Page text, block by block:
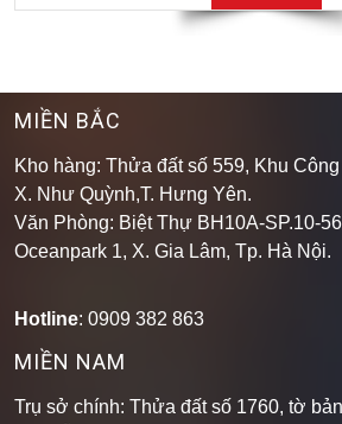
MIỀN BẮC
Kho hàng: Thửa đất số 559, Khu
X. Như Quỳnh,T. Hưng Yên.
Văn Phòng: Biệt Thự BH10A-SP.10-
Oceanpark 1, X. Gia Lâm, Tp. Hà Nội.
Hotline: 0909 382 863
MIỀN NAM
Trụ sở chính: Thửa đất số 1760, tờ